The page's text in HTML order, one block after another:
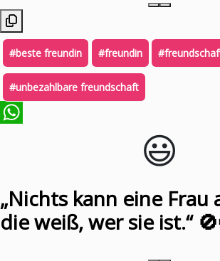
#beste freundin #freundin
#unbezahlbare freundschaft
😃️
„Nichts kann eine Frau
die weiß, wer sie ist.“